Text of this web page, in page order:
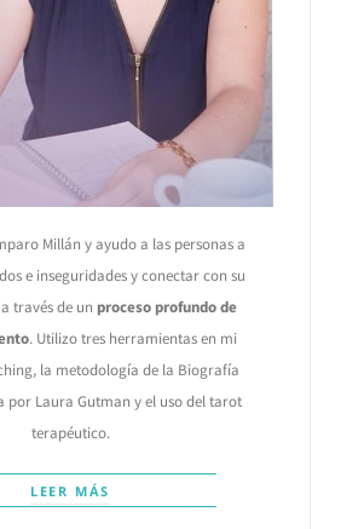
Millán y ayudo a las personas a
e inseguridades y conectar con su
través de un proceso profundo de
. Utilizo tres herramientas en mi
la metodología de la Biografía
por Laura Gutman y el uso del tarot
terapéutico.
LEER MÁS